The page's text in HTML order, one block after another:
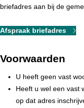
briefadres aan bij de
Afspraak briefadres
Voorwaarden
U heeft geen vast
Heeft u wel een vast
op dat adres